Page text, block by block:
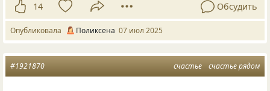
14 Обсудить
Опубликовала Поликсена 07 июл 2025
счастье счастье рядом
#1921870